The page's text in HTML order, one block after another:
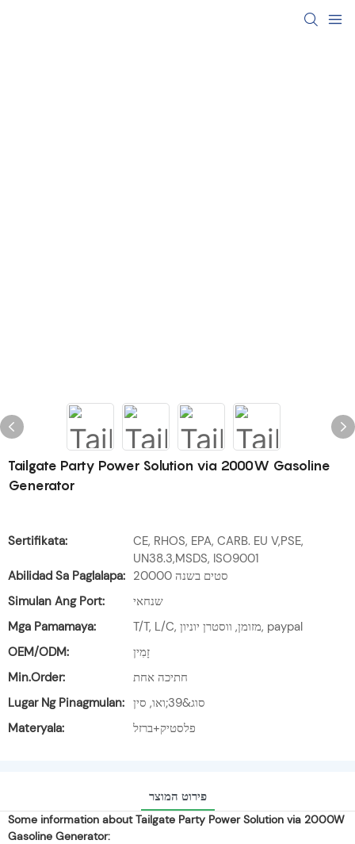
Tailgate Party Power Solution via 2000W Gasoline
Generator
Sertifikata:
CE, RHOS, EPA, CARB. EU V,PSE,
UN38.3,MSDS, ISO9001
Abilidad Sa Paglalapa:
20000 סטים בשנה
Simulan Ang Port:
שנחאי
Mga Pamamaya:
T/T, L/C, מזומן, ווסטרן יוניון, paypal
OEM/ODM:
זָמִין
Min.Order:
חתיכה אחת
Lugar Ng Pinagmulan:
סוג&39;ואו, סין
Materyala:
פלסטיק+ברזל
פירוט המוצר
Some information about Tailgate Party Power Solution via 2000W
Gasoline Generator: